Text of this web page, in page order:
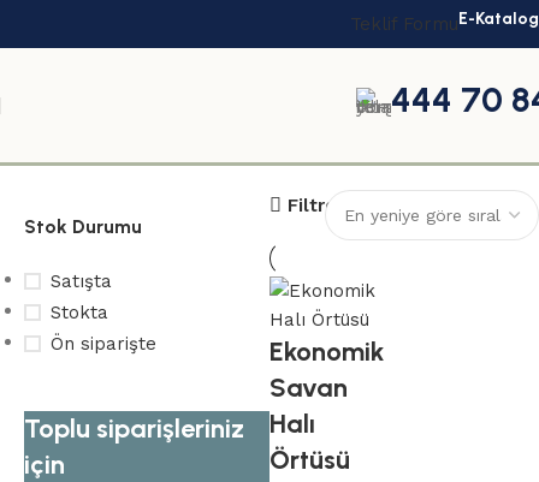
Teklif FormuE-Katalog
444 70
Stok Durumu
Satışta
Stokta
Ön siparişte
Toplu siparişleriniz
için
Filtreler
Ekonomik
Savan
Halı
Örtüsü